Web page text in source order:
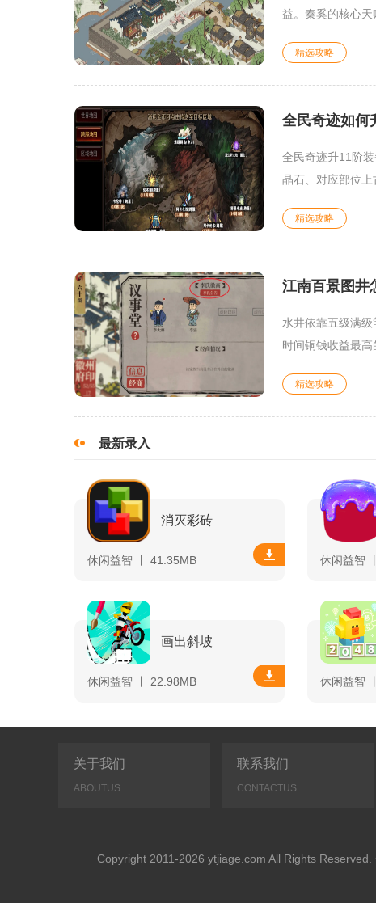
益。秦奚的核心天
精选攻略
全民奇迹如何
全民奇迹升11阶
晶石、对应部位上
精选攻略
江南百景图井
水井依靠五级满
时间铜钱收益最高
精选攻略
最新录入
消灭彩砖
休闲益智 丨 41.35MB 休闲益智
画出斜坡
休闲益智 丨 22.98MB 休闲益智
关于我们
ABOUTUS
联系我们
CONTACTUS
Copyright 2011-2026 ytjiage.com All Rights Reserved.